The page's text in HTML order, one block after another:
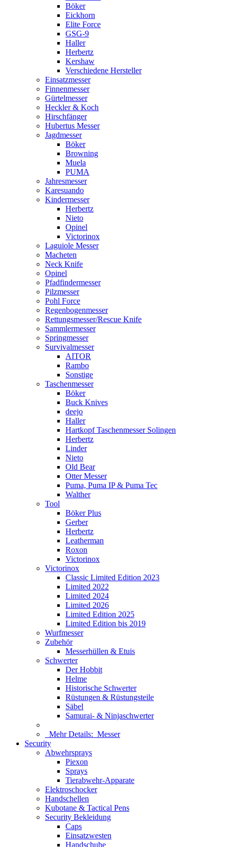
Böker
Eickhorn
Elite Force
GSG-9
Haller
Herbertz
Kershaw
Verschiedene Hersteller
Einsatzmesser
Finnenmesser
Gürtelmesser
Heckler & Koch
Hirschfänger
Hubertus Messer
Jagdmesser
Böker
Browning
Muela
PUMA
Jahresmesser
Karesuando
Kindermesser
Herbertz
Nieto
Opinel
Victorinox
Laguiole Messer
Macheten
Neck Knife
Opinel
Pfadfindermesser
Pilzmesser
Pohl Force
Regenbogenmesser
Rettungsmesser/Rescue Knife
Sammlermesser
Springmesser
Survivalmesser
AITOR
Rambo
Sonstige
Taschenmesser
Böker
Buck Knives
deejo
Haller
Hartkopf Taschenmesser Solingen
Herbertz
Linder
Nieto
Old Bear
Otter Messer
Puma, Puma IP & Puma Tec
Walther
Tool
Böker Plus
Gerber
Herbertz
Leatherman
Roxon
Victorinox
Victorinox
Classic Limited Edition 2023
Limited 2022
Limited 2024
Limited 2026
Limited Edition 2025
Limited Edition bis 2019
Wurfmesser
Zubehör
Messerhüllen & Etuis
Schwerter
Der Hobbit
Helme
Historische Schwerter
Rüstungen & Rüstungsteile
Säbel
Samurai- & Ninjaschwerter
Mehr Details: Messer
Security
Abwehrsprays
Piexon
Sprays
Tierabwehr-Apparate
Elektroschocker
Handschellen
Kubotane & Tactical Pens
Security Bekleidung
Caps
Einsatzwesten
Handschuhe